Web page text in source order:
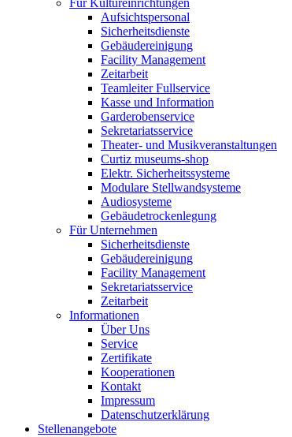
Für Kultureinrichtungen
Aufsichtspersonal
Sicherheitsdienste
Gebäudereinigung
Facility Management
Zeitarbeit
Teamleiter Fullservice
Kasse und Information
Garderobenservice
Sekretariatsservice
Theater- und Musikveranstaltungen
Curtiz museums-shop
Elektr. Sicherheitssysteme
Modulare Stellwandsysteme
Audiosysteme
Gebäudetrockenlegung
Für Unternehmen
Sicherheitsdienste
Gebäudereinigung
Facility Management
Sekretariatsservice
Zeitarbeit
Informationen
Über Uns
Service
Zertifikate
Kooperationen
Kontakt
Impressum
Datenschutzerklärung
Stellenangebote